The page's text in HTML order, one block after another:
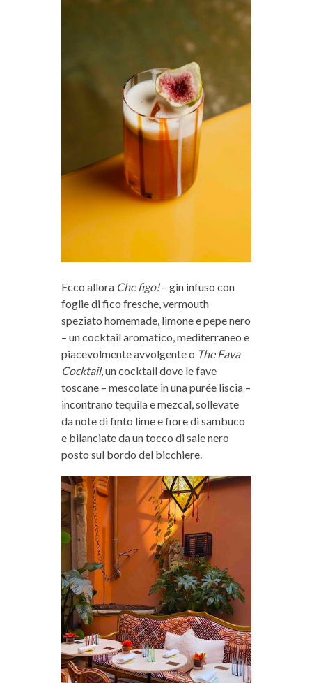
Ecco allora Che figo!– gin infuso con
foglie di fico fresche, vermouth
speziato homemade, limone e pepe nero
– un cocktail aromatico, mediterraneo e
piacevolmente avvolgente o The Fava
Cocktail, un cocktail dove le fave
toscane – mescolate in una purée liscia –
incontrano tequila e mezcal, sollevate
da note di finto lime e fiore di sambuco
e bilanciate da un tocco di sale nero
posto sul bordo del bicchiere.